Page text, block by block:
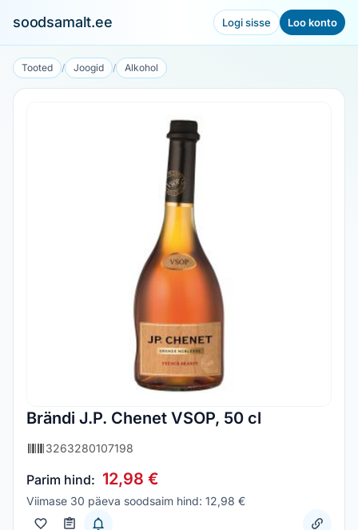
soodsamalt.ee Logi sisse Loo konto
Tooted / Joogid / Alkohol
Brändi J.P. Chenet VSOP, 50 cl
3263280107198
Parim hind: 12,98 €
Viimase 30 päeva soodsaim hind: 12,98 €